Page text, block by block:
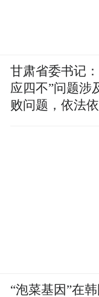
甘肃省委书记
应四不”问题涉
败问题，依法
“泡菜基因”在